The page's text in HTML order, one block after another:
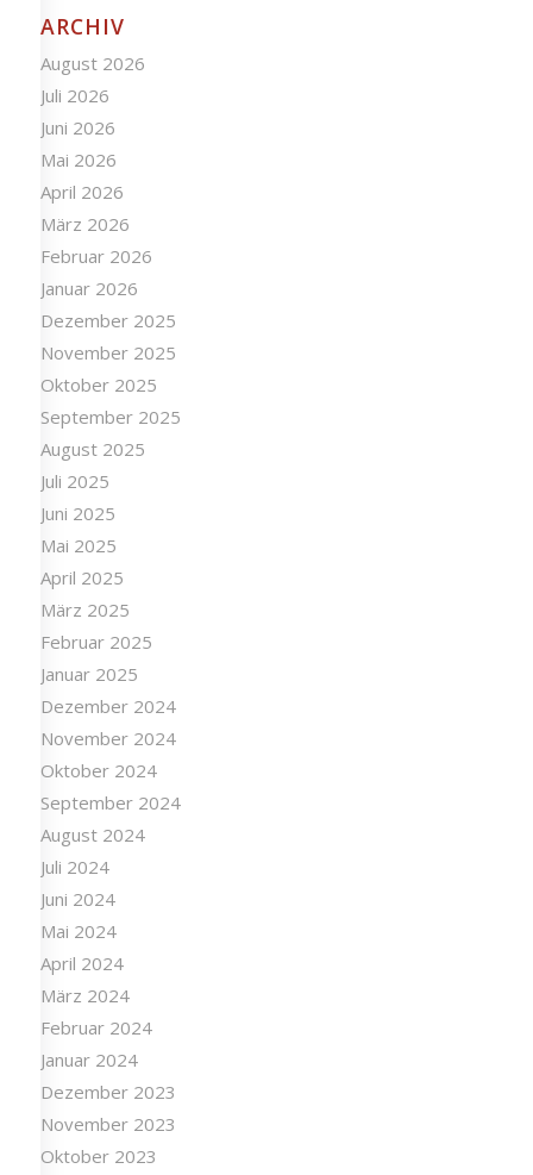
ARCHIV
August 2026
Juli 2026
Juni 2026
Mai 2026
April 2026
März 2026
Februar 2026
Januar 2026
Dezember 2025
November 2025
Oktober 2025
September 2025
August 2025
Juli 2025
Juni 2025
Mai 2025
April 2025
März 2025
Februar 2025
Januar 2025
Dezember 2024
November 2024
Oktober 2024
September 2024
August 2024
Juli 2024
Juni 2024
Mai 2024
April 2024
März 2024
Februar 2024
Januar 2024
Dezember 2023
November 2023
Oktober 2023